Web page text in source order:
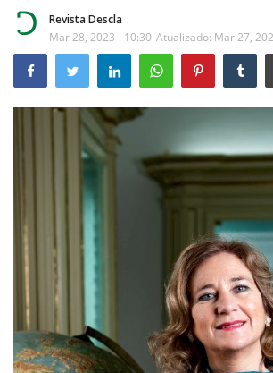
Desporto
Contactos
Sobre Nós
Estatuto Editorial
Saúde
Ficha técnica
Cultura
Revista Descla
Mar 28, 2023 - 10:30 Atualizado: Mar 27,